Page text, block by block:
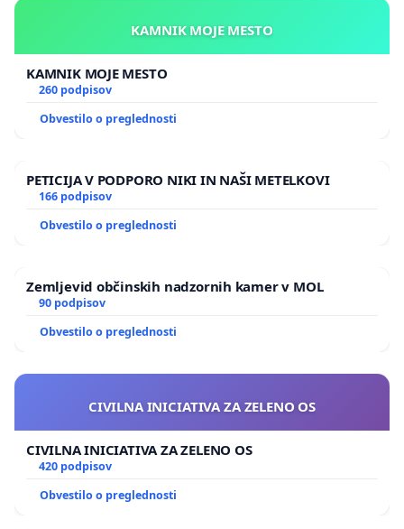
KAMNIK MOJE MESTO
KAMNIK MOJE MESTO
260 podpisov
Obvestilo o preglednosti
PETICIJA V PODPORO NIKI IN NAŠI METELKOVI
166 podpisov
Obvestilo o preglednosti
Zemljevid občinskih nadzornih kamer v MOL
90 podpisov
Obvestilo o preglednosti
CIVILNA INICIATIVA ZA ZELENO OS
CIVILNA INICIATIVA ZA ZELENO OS
420 podpisov
Obvestilo o preglednosti